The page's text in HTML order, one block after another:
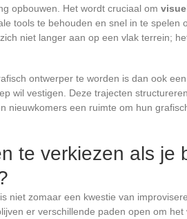
opbouwen. Het wordt cruciaal om
tools te behouden en snel in te spelen
niet langer aan op een vlak terrein;
ontwerper te worden is dan ook
wil vestigen. Deze trajecten
nieuwkomers een ruimte om hun
te verkiezen als je
is niet zomaar een kwestie van
er verschillende paden open om het